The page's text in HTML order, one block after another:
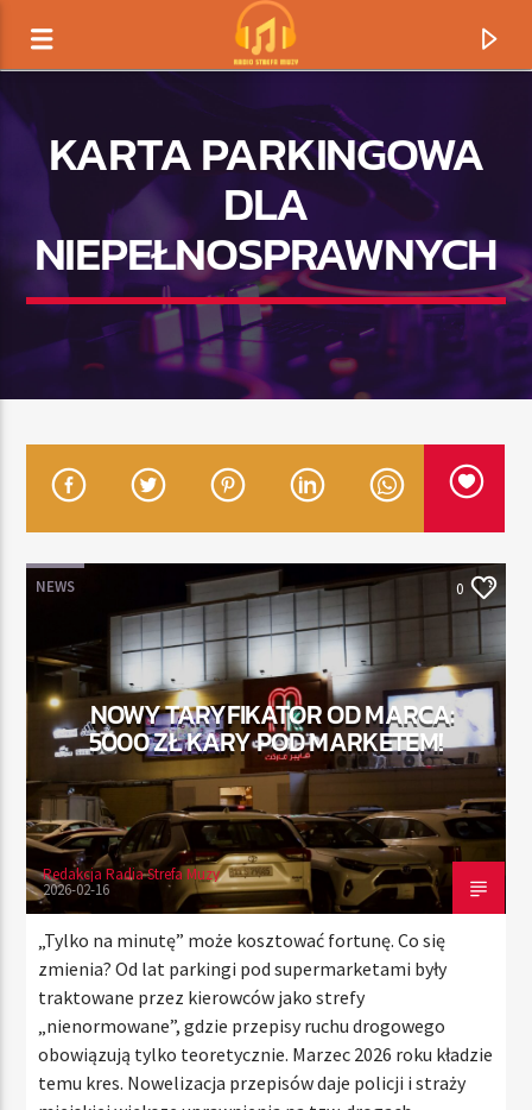
TERAZ GRAMY
TYTUŁ
RADIO STREFA MUZY
00:00 24:00
Radio Strefa Muzy
KARTA PARKINGOWA
DLA
NIEPEŁNOSPRAWNYCH
NEWS 0
NOWY TARYFIKATOR OD MARCA:
5000 ZŁ KARY POD MARKETEM!
Redakcja Radia Strefa Muzy
2026-02-16
„Tylko na minutę” może kosztować fortunę. Co się
zmienia? Od lat parkingi pod supermarketami były
traktowane przez kierowców jako strefy
„nienormowane”, gdzie przepisy ruchu drogowego
obowiązują tylko teoretycznie. Marzec 2026 roku kładzie
temu kres. Nowelizacja przepisów daje policji i straży